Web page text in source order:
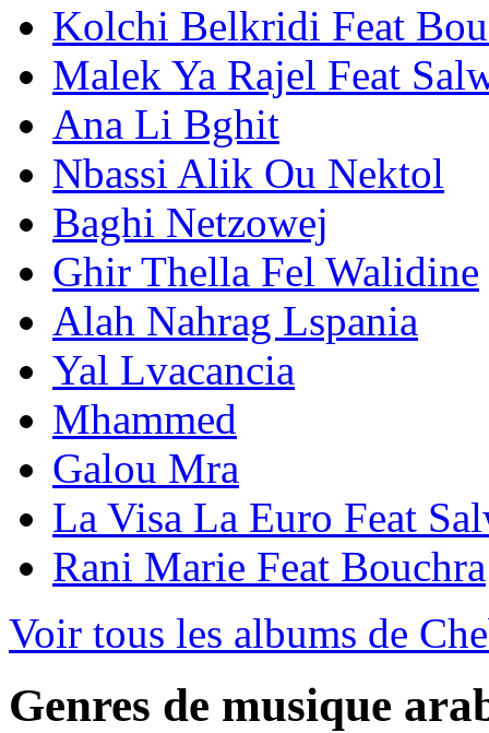
Kolchi Belkridi Feat
Malek Ya Rajel Feat
Ana Li Bghit
Nbassi Alik Ou Nektol
Baghi Netzowej
Ghir Thella Fel Walidine
Alah Nahrag Lspania
Yal Lvacancia
Mhammed
Galou Mra
La Visa La Euro Feat
Rani Marie Feat Bouchra
Voir tous les albums de
Genres de musique